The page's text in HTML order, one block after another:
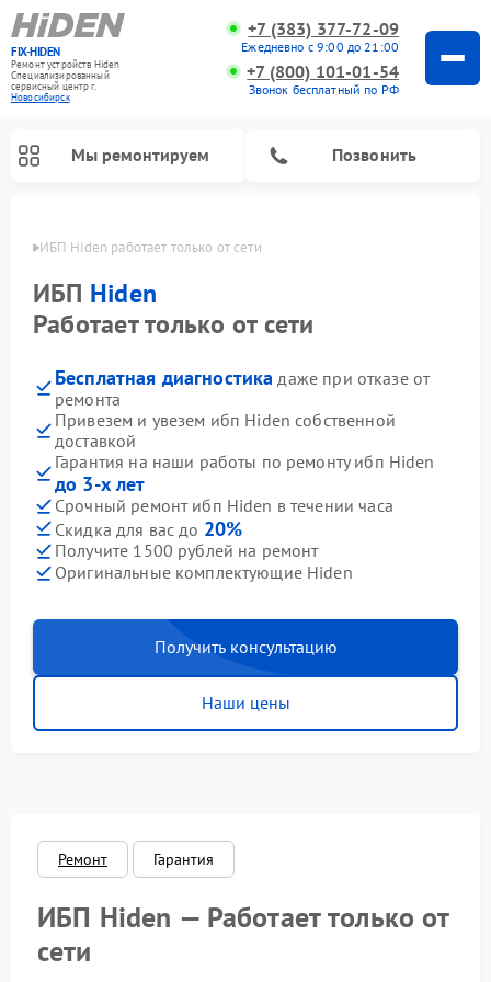
FIX-HIDEN
Ремонт устройств Hiden
Специализированный
cервисный центр г.
Новосибирск
+7 (383) 377-72-09
Ежедневно с 9:00 до 21:00
+7 (800) 101-01-54
Звонок бесплатный по РФ
Мы ремонтируем Позвонить
ИБП Hiden работает только от сети
ИБП Hiden
Работает только от сети
Бесплатная диагностика даже при отказе от
ремонта
Привезем и увезем ибп Hiden собственной
доставкой
Гарантия на наши работы по ремонту ибп Hiden
до 3-х лет
Срочный ремонт ибп Hiden в течении часа
Скидка для вас до 20%
Получите 1500 рублей на ремонт
Оригинальные комплектующие Hiden
Получить консультацию
Наши цены
Ремонт Гарантия
ИБП Hiden — Работает только от
сети